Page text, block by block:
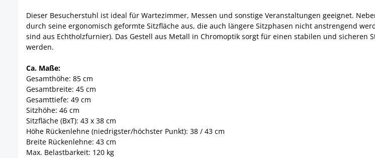
Dieser Besucherstuhl ist ideal für Wartezimmer, Messen und sonstige Veranstaltungen geeignet.
durch seine ergonomisch geformte Sitzfläche aus, die auch längere Sitzphasen nicht anstrengend
sind aus Echtholzfurnier). Das Gestell aus Metall in Chromoptik sorgt für einen stabilen und
werden.
Ca. Maße:
Gesamthöhe: 85 cm
Gesamtbreite: 45 cm
Gesamttiefe: 49 cm
Sitzhöhe: 46 cm
Sitzfläche (BxT): 43 x 38 cm
Höhe Rückenlehne (niedrigster/höchster Punkt): 38 / 43 cm
Breite Rückenlehne: 43 cm
Max. Belastbarkeit: 120 kg